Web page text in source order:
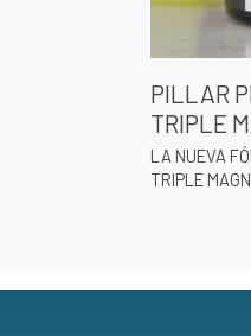
PILLAR
TRIPLE
LA NUEVA
TRIPLE